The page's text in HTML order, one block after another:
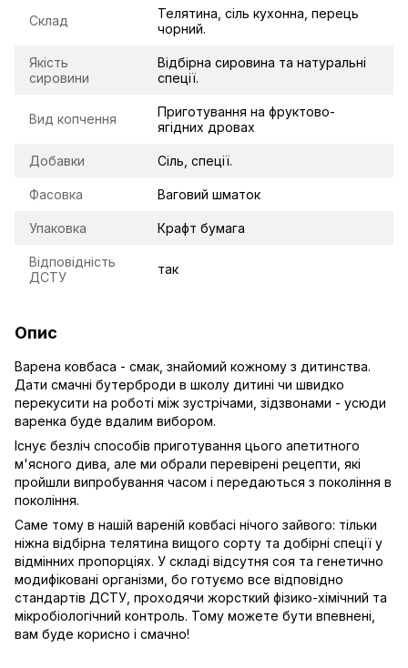
Склад
Телятина, сіль кухонна, перець
чорний.
Якість
сировини
Відбірна сировина та натуральні
спеції.
Вид копчення
Приготування на фруктово-
ягідних дровах
Добавки Сіль, спеції.
Фасовка Ваговий шматок
Упаковка Крафт бумага
Відповідність
ДСТУ
так
Опис
Варена ковбаса - смак, знайомий кожному з дитинства.
Дати смачні бутерброди в школу дитині чи швидко
перекусити на роботі між зустрічами, зідзвонами - усюди
варенка буде вдалим вибором.
Існує безліч способів приготування цього апетитного
м'ясного дива, але ми обрали перевірені рецепти, які
пройшли випробування часом і передаються з покоління в
покоління.
Саме тому в нашій вареній ковбасі нічого зайвого: тільки
ніжна відбірна телятина вищого сорту та добірні спеції у
відмінних пропорціях. У складі відсутня соя та генетично
модифіковані організми, бо готуємо все відповідно
стандартів ДСТУ, проходячи жорсткий фізико-хімічний та
мікробіологічний контроль. Тому можете бути впевнені,
вам буде корисно і смачно!